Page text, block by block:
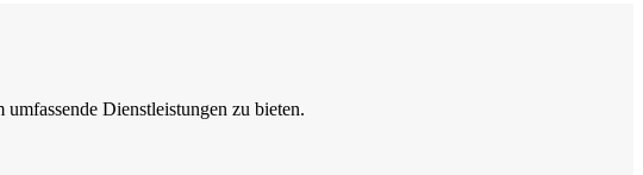
Dienstleistungen zu bieten.